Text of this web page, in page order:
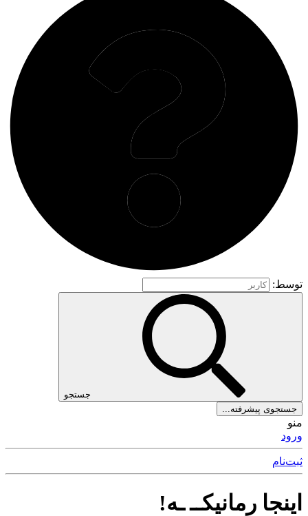
توسط:
جستجو
جستجوی پیشرفته...
منو
ورود
ثبت‌نام
اینجا رمانیکــ ـه!